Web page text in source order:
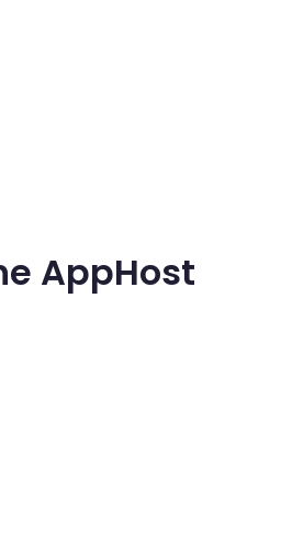
AppHost